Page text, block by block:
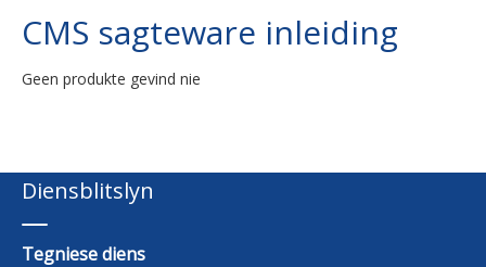
CMS sagteware inleiding
Geen produkte gevind nie
Diensblitslyn
Tegniese diens